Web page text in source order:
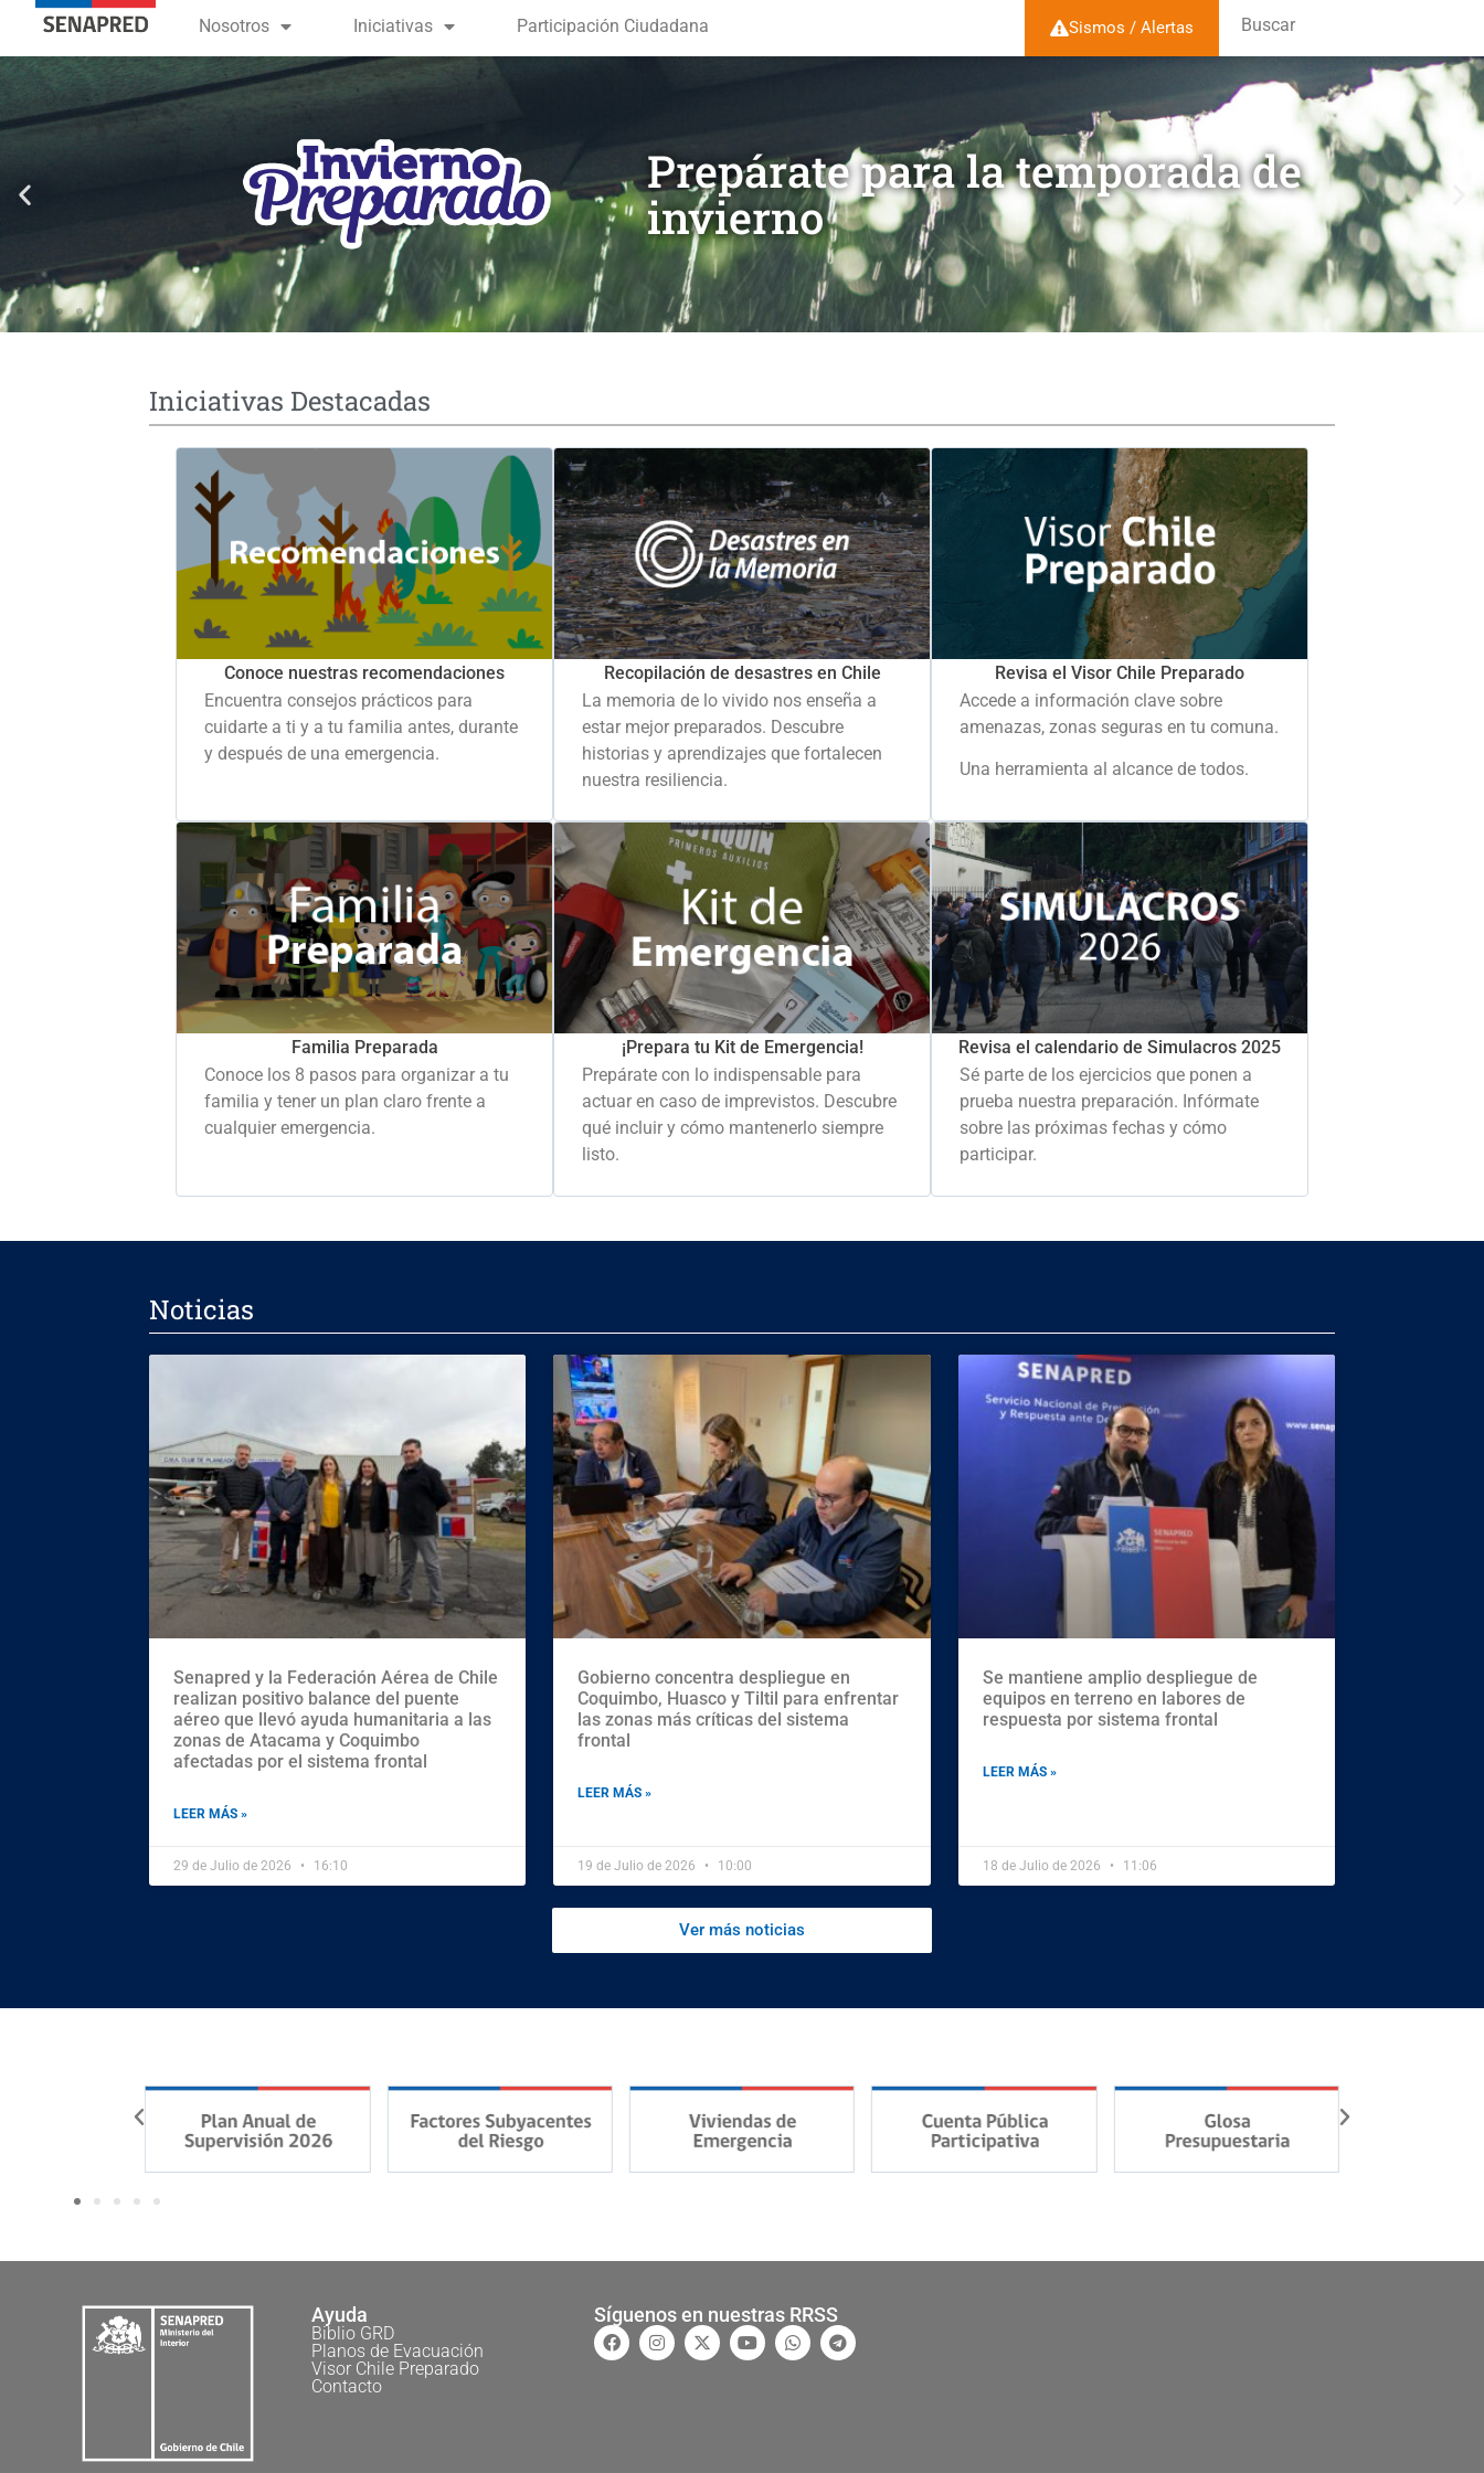
contenido
Nosotros Iniciativas Participación Ciudadana Sismos / Alertas Buscar
Prepárate para la temporada de
invierno
Iniciativas Destacadas
Conoce nuestras recomendaciones
Encuentra consejos prácticos para
cuidarte a ti y a tu familia antes, durante
y después de una emergencia.
Recopilación de desastres en Chile
La memoria de lo vivido nos enseña a
estar mejor preparados. Descubre
historias y aprendizajes que fortalecen
nuestra resiliencia.
Revisa el Visor Chile Preparado
Accede a información clave sobre
amenazas, zonas seguras en tu comuna.
Una herramienta al alcance de todos.
Familia Preparada
Conoce los 8 pasos para organizar a tu
familia y tener un plan claro frente a
cualquier emergencia.
¡Prepara tu Kit de Emergencia!
Prepárate con lo indispensable para
actuar en caso de imprevistos. Descubre
qué incluir y cómo mantenerlo siempre
listo.
Revisa el calendario de Simulacros 2025
Sé parte de los ejercicios que ponen a
prueba nuestra preparación. Infórmate
sobre las próximas fechas y cómo
participar.
Noticias
Senapred y la Federación Aérea de Chile
realizan positivo balance del puente
aéreo que llevó ayuda humanitaria a las
zonas de Atacama y Coquimbo
afectadas por el sistema frontal
LEER MÁS »
29 de Julio de 2026 16:10
Gobierno concentra despliegue en
Coquimbo, Huasco y Tiltil para enfrentar
las zonas más críticas del sistema
frontal
LEER MÁS »
19 de Julio de 2026 10:00
Se mantiene amplio despliegue de
equipos en terreno en labores de
respuesta por sistema frontal
LEER MÁS »
18 de Julio de 2026 11:06
Ver más noticias
Ayuda
Biblio GRD
Planos de Evacuación
Visor Chile Preparado
Contacto
Síguenos en nuestras RRSS